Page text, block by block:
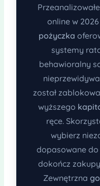
online w
pożyczka
systemy
behawioralny
został
wyższego
ręce.
wybierz
dopasowane
dokończ
Zewnętrzna